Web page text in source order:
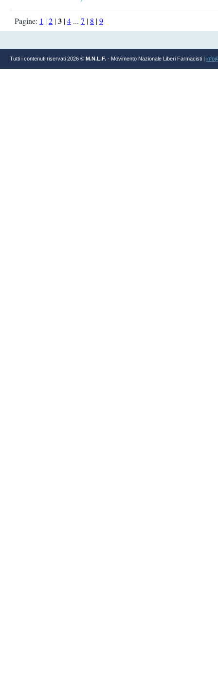
Pagine: 1 |2 |3 |4 ... 7 | 8 |9
Tutti i contenuti riservati 2026 © M.N.L.F. - Movimento Nazionale Liberi Farmacisti |